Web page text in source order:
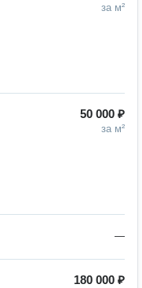
за м²
50 000 ₽
за м²
—
180 000 ₽